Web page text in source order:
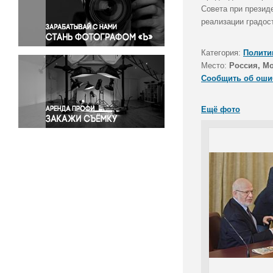
Правосудие
Происшествия и конфликты
Религия
Светская жизнь
Спорт
Экология
Экономика и бизнес
Совета при
реализации
Категория:
Место: Россия,
Сообщить об
Ещё фото